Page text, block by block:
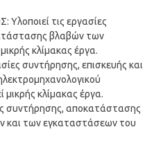
τις εργασίες
βλαβών των
κλίμακας έργα.
συντήρησης, επισκευής και
μικρής κλίμακας έργα.
συντήρησης, αποκατάστασης
και των εγκαταστάσεων του